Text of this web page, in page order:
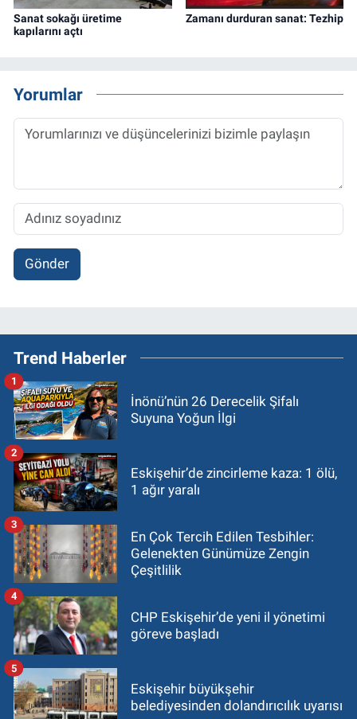
Sanat sokağı üretime
kapılarını açtı
Zamanı durduran sanat: Tezhip
Yorumlar
Gönder
Trend Haberler
İnönü’nün 26 Derecelik Şifalı
Suyuna Yoğun İlgi
1
Eskişehir’de zincirleme kaza: 1 ölü,
1 ağır yaralı
2
En Çok Tercih Edilen Tesbihler:
Gelenekten Günümüze Zengin
Çeşitlilik
3
CHP Eskişehir’de yeni il yönetimi
göreve başladı
4
Eskişehir büyükşehir
belediyesinden dolandırıcılık uyarısı
5